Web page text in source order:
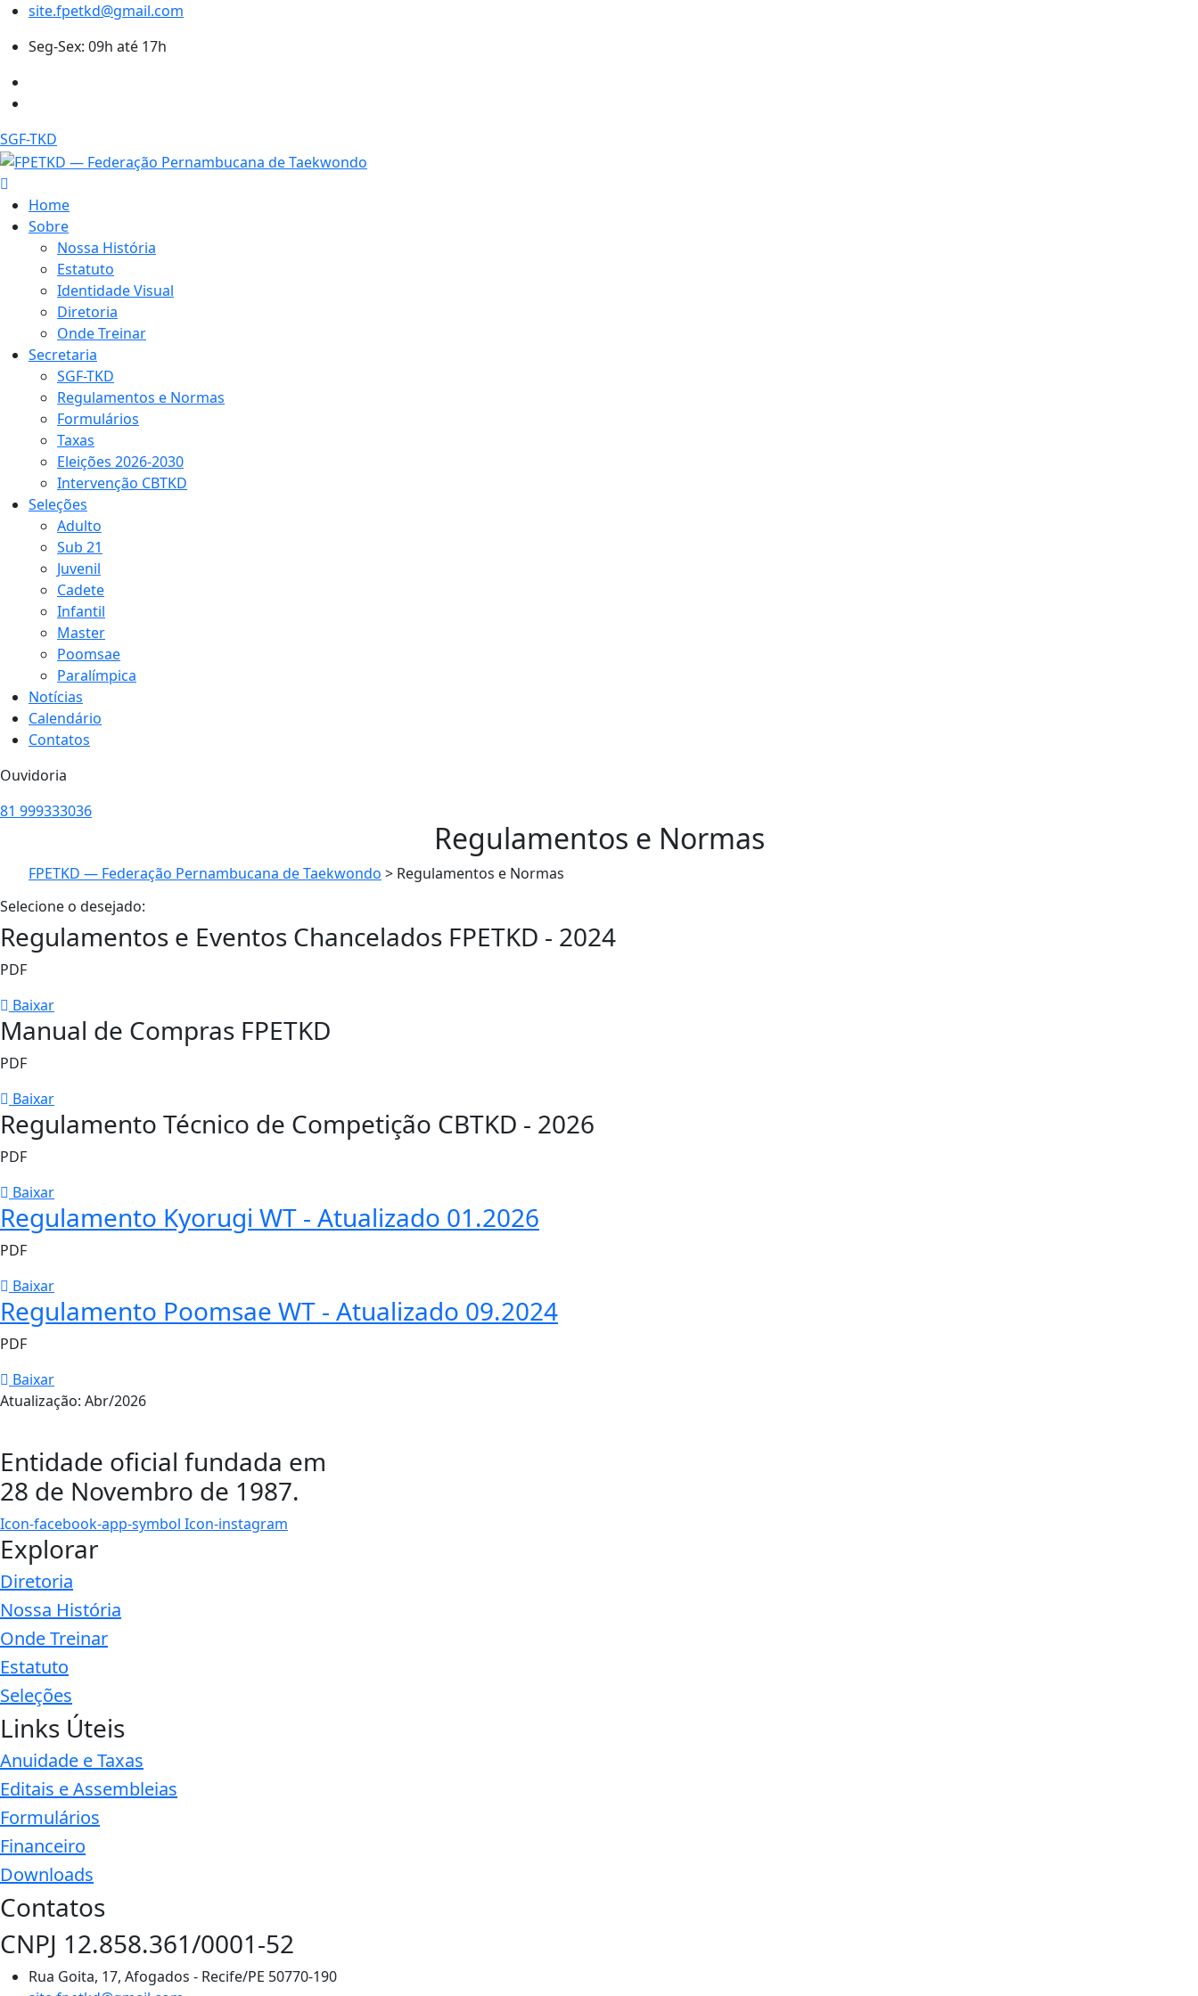
site.fpetkd@gmail.com
Seg-Sex: 09h até 17h
SGF-TKD
Home
Sobre
Nossa História
Estatuto
Identidade Visual
Diretoria
Onde Treinar
Secretaria
SGF-TKD
Regulamentos e Normas
Formulários
Taxas
Eleições 2026-2030
Intervenção CBTKD
Seleções
Adulto
Sub 21
Juvenil
Cadete
Infantil
Master
Poomsae
Paralímpica
Notícias
Calendário
Contatos
Ouvidoria
81 999333036
Regulamentos e Normas
FPETKD — Federação Pernambucana de Taekwondo > Regulamentos e Normas
Selecione o desejado:
Regulamentos e Eventos Chancelados FPETKD - 2024
PDF
Baixar
Manual de Compras FPETKD
PDF
Baixar
Regulamento Técnico de Competição CBTKD - 2026
PDF
Baixar
Regulamento Kyorugi WT - Atualizado 01.2026
PDF
Baixar
Regulamento Poomsae WT - Atualizado 09.2024
PDF
Baixar
Atualização: Abr/2026
Entidade oficial fundada em
28 de Novembro de 1987.
Icon-facebook-app-symbol Icon-instagram
Explorar
Diretoria
Nossa História
Onde Treinar
Estatuto
Seleções
Links Úteis
Anuidade e Taxas
Editais e Assembleias
Formulários
Financeiro
Downloads
Contatos
CNPJ 12.858.361/0001-52
Rua Goita, 17, Afogados - Recife/PE 50770-190